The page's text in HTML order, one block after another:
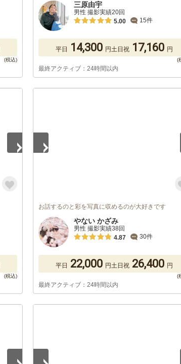
三原由宇
男性 撮影実績20回
5.00
15件
平日 14,300 円土日祝 17,160 円
最終アクティブ：24時間以内
お話するのと彩を写真に収めるのが大好きです
やない かざみ
男性 撮影実績38回
4.87
30件
平日 22,000 円土日祝 26,400 円
最終アクティブ：24時間以内